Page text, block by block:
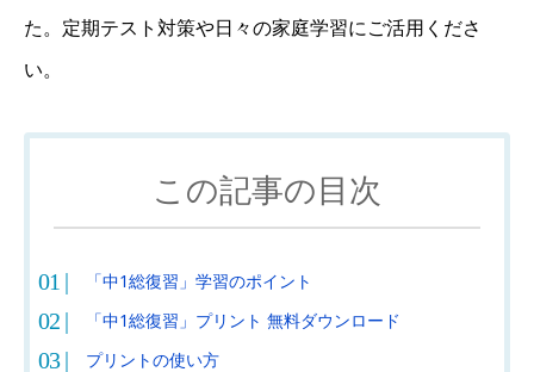
た。定期テスト対策や日々の家庭学習にご活用くださ
い。
この記事の目次
「中1総復習」学習のポイント
「中1総復習」プリント 無料ダウンロード
プリントの使い方